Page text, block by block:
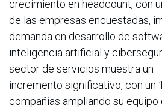
crecimiento en headcount, con
de las empresas encuestadas,
demanda en desarrollo de
inteligencia artificial y
sector de servicios muestra un
incremento significativo, con un
compañías ampliando su equipo